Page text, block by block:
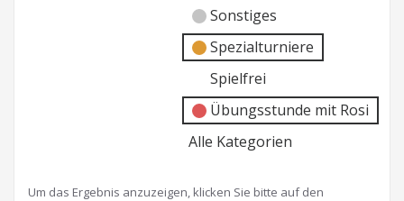
Sonstiges
Spezialturniere
Spielfrei
Übungsstunde mit Rosi
Alle Kategorien
Um das Ergebnis anzuzeigen, klicken Sie bitte auf den